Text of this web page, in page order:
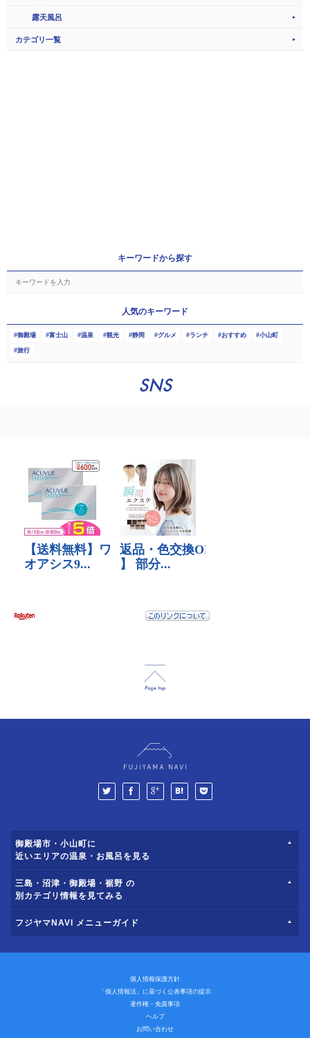
露天風呂
カテゴリ一覧
キーワードから探す
人気のキーワード
御殿場 富士山 温泉 観光 静岡 グルメ ランチ おすすめ 小山町
旅行
SNS
御殿場市・小山町に
近いエリアの温泉・お風呂を見る
三島・沼津・御殿場・裾野 の
別カテゴリ情報を見てみる
フジヤマNAVI メニューガイド
個人情報保護方針
「個人情報法」に基づく公表事項の提示
著作権・免責事項
ヘルプ
お問い合わせ